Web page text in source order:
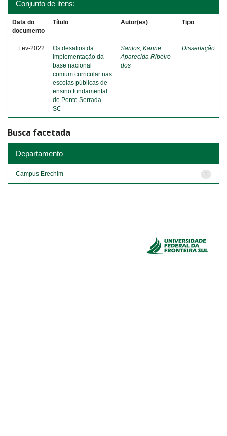
Conjunto de itens:
Data do
documento
Título Autor(es) Tipo
Fev-2022
Os desafios da
implementação da
base nacional
comum curricular nas
escolas públicas de
ensino fundamental
de Ponte Serrada -
SC
Santos, Karine
Aparecida Ribeiro
dos
Dissertação
Busca facetada
Departamento
1
Campus Erechim